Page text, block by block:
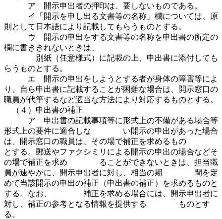
ア 開示申出者の押印は、要しないものである。
イ「開示を申し出る文書等の名称」欄については、原
則として日本語により記載してもらうものとする。
ウ 開示の申出をする文書等の名称を申出書の所定の
欄に書ききれないときは、
別紙（任意様式）に記載の上、申出書に添付しても
らうものとする。
エ 開示の申出をしようとする者が身体の障害等によ
り、自ら申出書に記載することが困難な場合は、開示窓口の
職員が代筆するなど適当な方法により対応するものとする。
（４）申出書の補正
ア 申出書の記載事項等に形式上の不備がある場合等
形式上の要件に適合しな い開示の申出があった場合
は、開示窓口の職員は、その場で補正を求めるもの
とする。郵送やファクシミリによる開示の申出の場合などそ
の場で補正を求め ることができないときは、担当職
員が速やかに、開示申出者に対し、相当の期 間を定
めて当該開示の申出の補正（申出書の補正）を求めるものと
する。なお、 補正を求める場合には、開示申出者に
対し、補正の参考となる情報を提供する ものとす
る。